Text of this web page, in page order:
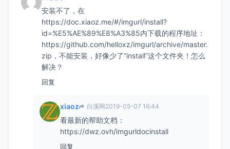
安装不了，在
https://doc.xiaoz.me/#/imgurl/install?
id=%E5%AE%89%E8%A3%85内下载的程序地址：
https://github.com/helloxz/imgurl/archive/master.
zip，不能安装，好像少了“install”这个文件夹！怎么
解决？
回复
xiaoz 白溪网2019-05-07 16:44
看最新的帮助文档：
https://dwz.ovh/imgurldocinstall
回复